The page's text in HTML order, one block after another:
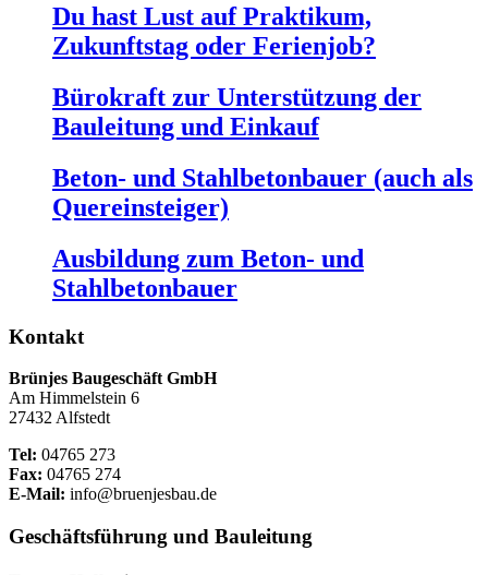
Du hast Lust auf Praktikum,
Zukunftstag oder Ferienjob?
Bürokraft zur Unterstützung der
Bauleitung und Einkauf
Beton- und Stahlbetonbauer (auch als
Quereinsteiger)
Ausbildung zum Beton- und
Stahlbetonbauer
Kontakt
Brünjes Baugeschäft GmbH
Am Himmelstein 6
27432 Alfstedt
Tel: 04765 273
Fax: 04765 274
E-Mail: info@bruenjesbau.de
Geschäftsführung und Bauleitung